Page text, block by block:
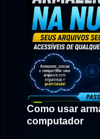
Como usar
computador